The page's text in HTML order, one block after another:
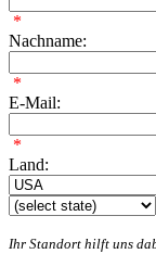
*
Nachname:
*
E-Mail:
*
Land:
Ihr Standort hilft uns